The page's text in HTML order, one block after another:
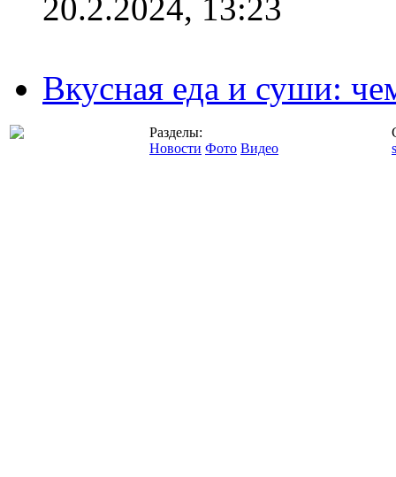
20.2.2024, 13:23
Вкусная еда и суши:
Разделы:
Новости Фото Видео